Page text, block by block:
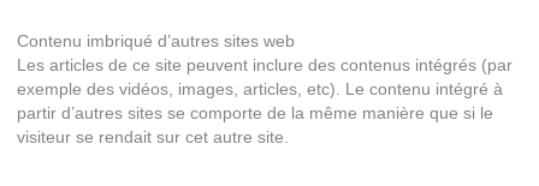
Contenu imbriqué d’autres sites web
Les articles de ce site peuvent inclure des contenus intégrés (par
exemple des vidéos, images, articles, etc). Le contenu intégré à
partir d’autres sites se comporte de la même manière que si le
visiteur se rendait sur cet autre site.